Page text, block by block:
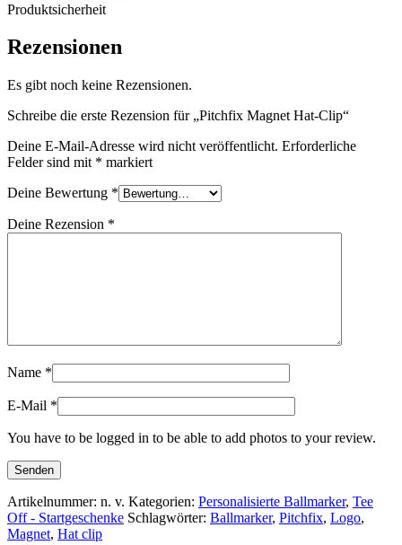
Produktsicherheit
Rezensionen
Es gibt noch keine Rezensionen.
Schreibe die erste Rezension für „Pitchfix Magnet Hat-Clip“
Deine E-Mail-Adresse wird nicht veröffentlicht. Erforderliche
Felder sind mit * markiert
Deine Bewertung *
Deine Rezension *
Name *
E-Mail *
You have to be logged in to be able to add photos to your review.
Artikelnummer: n. v. Kategorien: Personalisierte Ballmarker, Tee
Off - Startgeschenke Schlagwörter: Ballmarker, Pitchfix, Logo,
Magnet, Hat clip